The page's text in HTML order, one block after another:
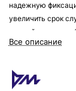
надежную
увеличить срок
черный по дереву
креплением.
практически
дизайн как в
Все описание